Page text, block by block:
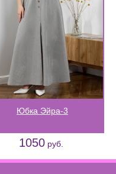
Юбка Эйра-3
1050руб.